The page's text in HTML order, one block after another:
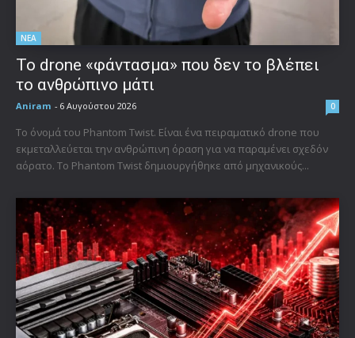
ΝΕΑ
Το drone «φάντασμα» που δεν το βλέπει
το ανθρώπινο μάτι
Aniram - 6 Αυγούστου 2026 0
Το όνομά του Phantom Twist. Είναι ένα πειραματικό drone που
εκμεταλλεύεται την ανθρώπινη όραση για να παραμένει σχεδόν
αόρατο. Το Phantom Twist δημιουργήθηκε από μηχανικούς...